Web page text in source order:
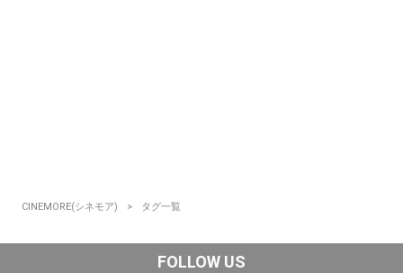
CINEMORE(シネモア) タグ一覧
FOLLOW US